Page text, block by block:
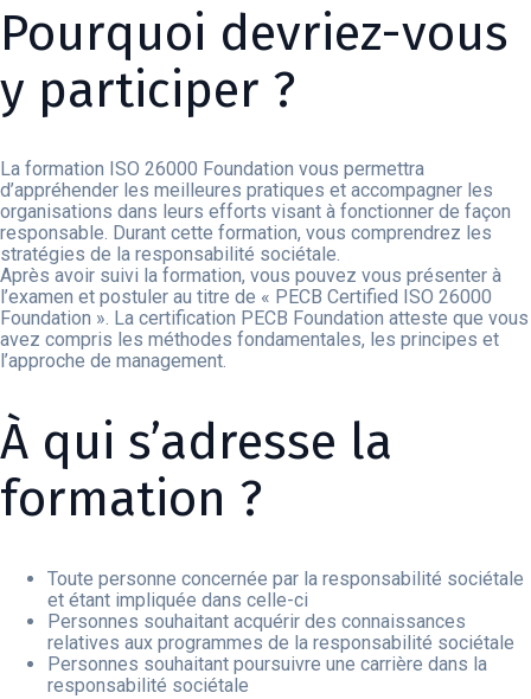
Pourquoi devriez-vous
y participer ?
La formation ISO 26000 Foundation vous permettra
d’appréhender les meilleures pratiques et accompagner les
organisations dans leurs efforts visant à fonctionner de façon
responsable. Durant cette formation, vous comprendrez les
stratégies de la responsabilité sociétale.
Après avoir suivi la formation, vous pouvez vous présenter à
l’examen et postuler au titre de « PECB Certified ISO 26000
Foundation ». La certification PECB Foundation atteste que vous
avez compris les méthodes fondamentales, les principes et
l’approche de management.
À qui s’adresse la
formation ?
Toute personne concernée par la responsabilité sociétale
et étant impliquée dans celle-ci
Personnes souhaitant acquérir des connaissances
relatives aux programmes de la responsabilité sociétale
Personnes souhaitant poursuivre une carrière dans la
responsabilité sociétale